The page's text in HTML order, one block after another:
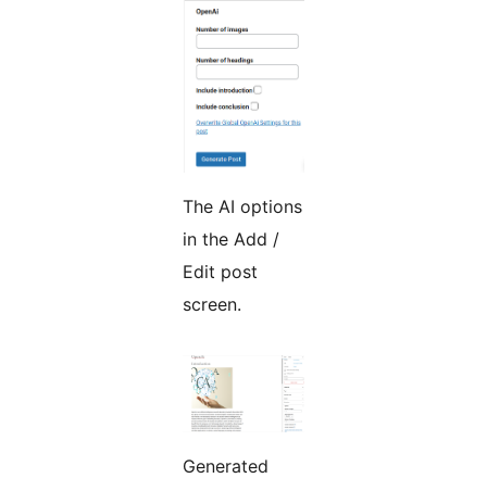
The AI options
in the Add /
Edit post
screen.
Generated